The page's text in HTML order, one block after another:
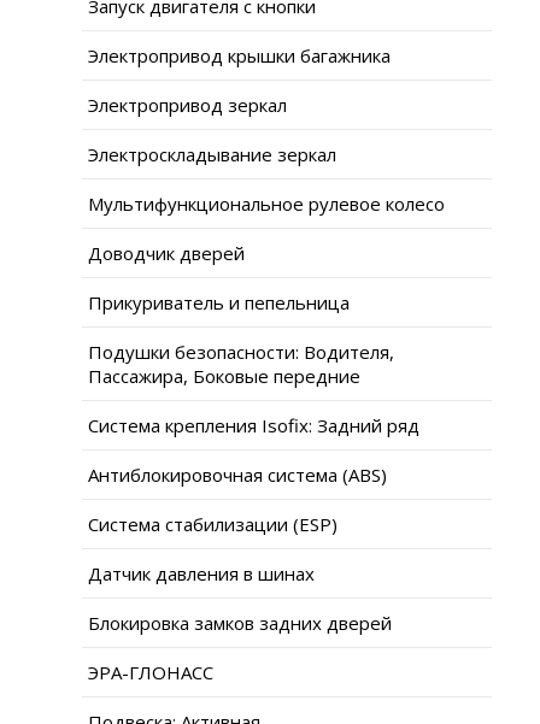
Запуск двигателя с кнопки
Электропривод крышки багажника
Электропривод зеркал
Электроскладывание зеркал
Мультифункциональное рулевое колесо
Доводчик дверей
Прикуриватель и пепельница
Подушки безопасности: Водителя,
Пассажира, Боковые передние
Система крепления Isofix: Задний ряд
Антиблокировочная система (ABS)
Система стабилизации (ESP)
Датчик давления в шинах
Блокировка замков задних дверей
ЭРА-ГЛОНАСС